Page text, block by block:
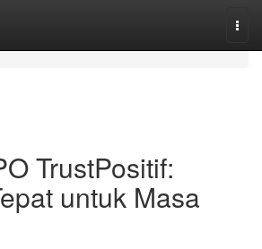
TrustPositif:
untuk Masa